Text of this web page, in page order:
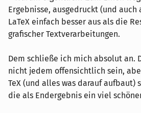
Ergebnisse, ausgedruckt (und auch
LaTeX einfach besser aus als die
grafischer Textverarbeitungen.
Dem schließe ich mich absolut an.
nicht jedem offensichtlich sein,
TeX (und alles was darauf aufbaut)
die als Endergebnis ein viel